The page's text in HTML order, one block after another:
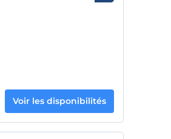
Voir les disponibilités